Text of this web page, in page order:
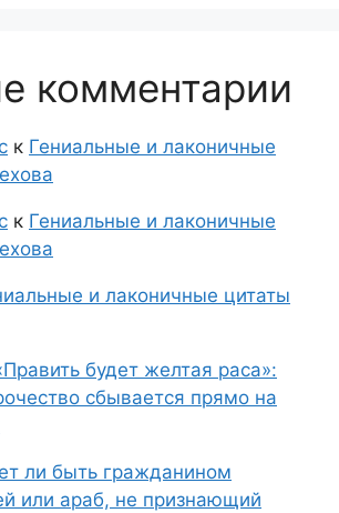
комментарии
к Гениальные и лаконичные
к Гениальные и лаконичные
и лаконичные цитаты
будет желтая раса»:
сбывается прямо на
ли быть гражданином
или араб, не признающий